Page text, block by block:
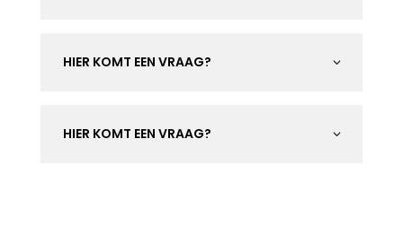
3
HIER KOMT EEN VRAAG?
3
HIER KOMT EEN VRAAG?